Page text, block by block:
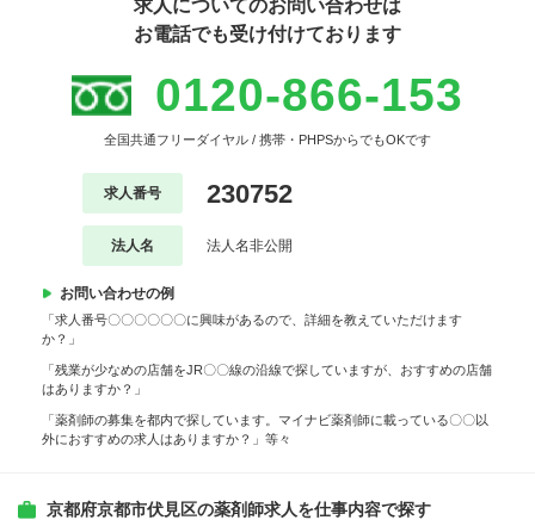
求人についてのお問い合わせは
お電話でも受け付けております
0120-866-153
全国共通フリーダイヤル / 携帯・PHPSからでもOKです
求人番号 230752
法人名 法人名非公開
お問い合わせの例
「求人番号〇〇〇〇〇〇に興味があるので、詳細を教えていただけます
か？」
「残業が少なめの店舗をJR〇〇線の沿線で探していますが、おすすめの店舗
はありますか？」
「薬剤師の募集を都内で探しています。マイナビ薬剤師に載っている〇〇以
外におすすめの求人はありますか？」等々
京都府京都市伏見区の薬剤師求人を仕事内容で探す